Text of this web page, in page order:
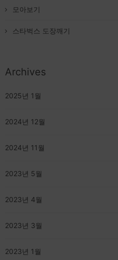
모아보기
스타벅스 도장깨기
Archives
2025년 1월
2024년 12월
2024년 11월
2023년 5월
2023년 4월
2023년 3월
2023년 1월